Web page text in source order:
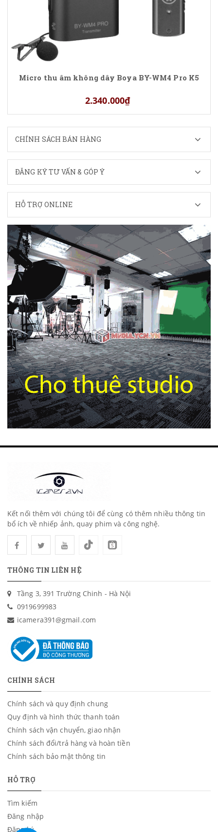
Micro thu âm không dây Boya BY-WM4 Pro K5
2.340.000₫
CHÍNH SÁCH BÁN HÀNG
ĐĂNG KÝ TƯ VẤN & GÓP Ý
HỖ TRỢ ONLINE
Kết nối thêm với chúng tôi để cùng có thêm nhiều thông tin
bổ ích về nhiếp ảnh, quay phim và công nghệ.
THÔNG TIN LIÊN HỆ
Tầng 3, 391 Trường Chinh - Hà Nội
0919699983
icamera391@gmail.com
CHÍNH SÁCH
Chính sách và quy định chung
Quy định và hình thức thanh toán
Chính sách vận chuyển, giao nhận
Chính sách đổi/trả hàng và hoàn tiền
Chính sách bảo mật thông tin
HỖ TRỢ
Tìm kiếm
Đăng nhập
Đăng ký